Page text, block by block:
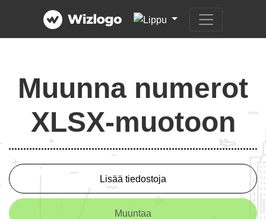
Muunna numerot
XLSX-muotoon
Lisää tiedostoja
Muuntaa